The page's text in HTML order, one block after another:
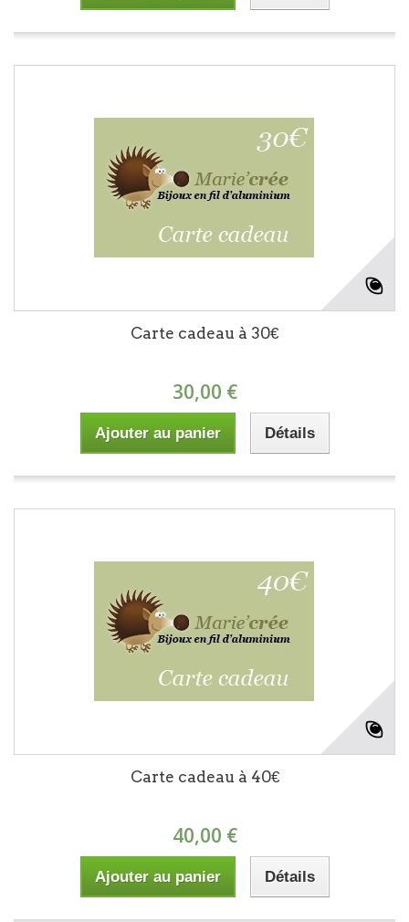
Carte cadeau à 30€
30,00 €
Ajouter au panier Détails
Carte cadeau à 40€
40,00 €
Ajouter au panier Détails